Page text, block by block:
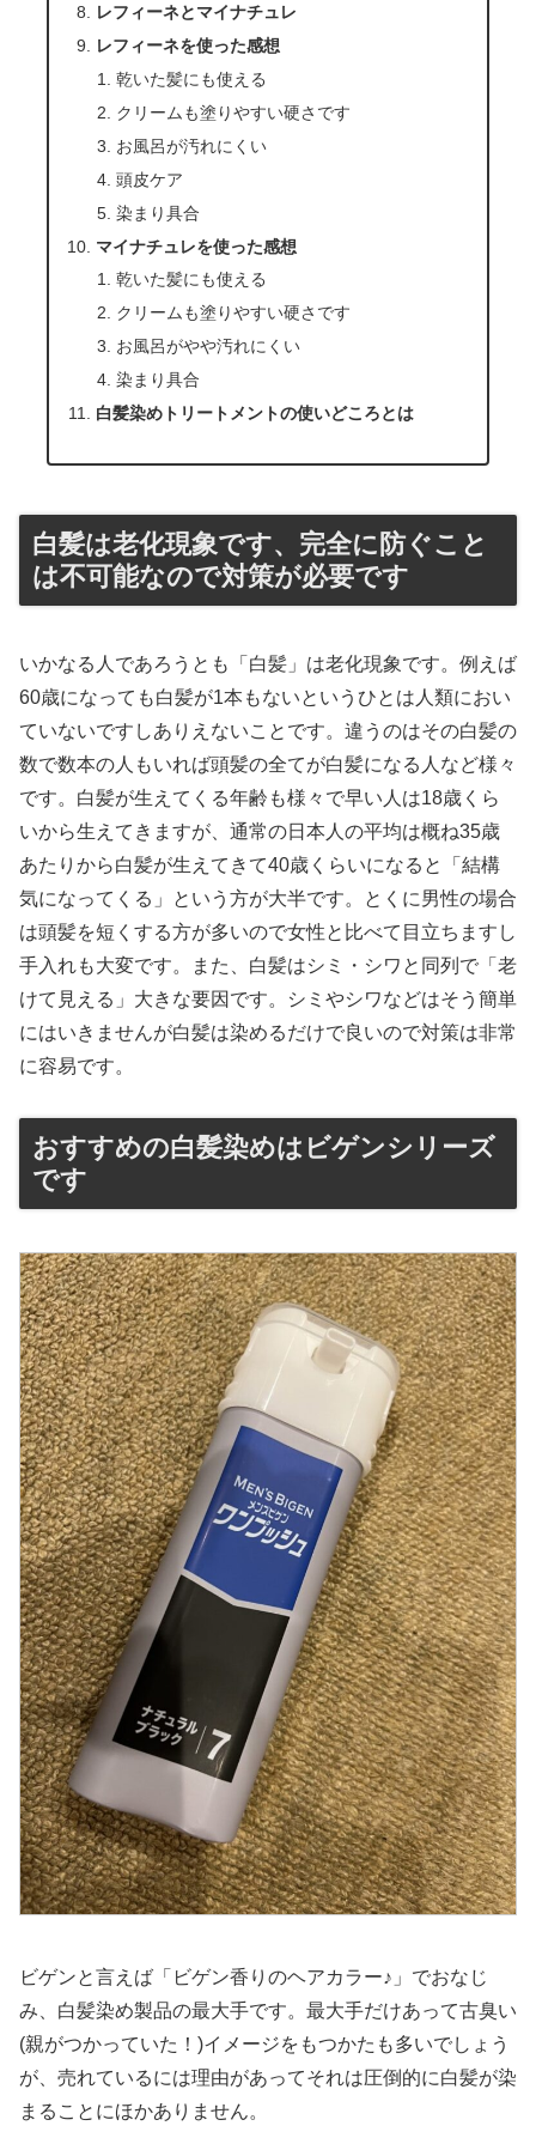
レフィーネとマイナチュレ
レフィーネを使った感想
乾いた髪にも使える
クリームも塗りやすい硬さです
お風呂が汚れにくい
頭皮ケア
染まり具合
マイナチュレを使った感想
乾いた髪にも使える
クリームも塗りやすい硬さです
お風呂がやや汚れにくい
染まり具合
白髪染めトリートメントの使いどころとは
白髪は老化現象です、完全に防ぐこと
は不可能なので対策が必要です
いかなる人であろうとも「白髪」は老化現象です。例えば
60歳になっても白髪が1本もないというひとは人類におい
ていないですしありえないことです。違うのはその白髪の
数で数本の人もいれば頭髪の全てが白髪になる人など様々
です。白髪が生えてくる年齢も様々で早い人は18歳くら
いから生えてきますが、通常の日本人の平均は概ね35歳
あたりから白髪が生えてきて40歳くらいになると「結構
気になってくる」という方が大半です。とくに男性の場合
は頭髪を短くする方が多いので女性と比べて目立ちますし
手入れも大変です。また、白髪はシミ・シワと同列で「老
けて見える」大きな要因です。シミやシワなどはそう簡単
にはいきませんが白髪は染めるだけで良いので対策は非常
に容易です。
おすすめの白髪染めはビゲンシリーズ
です
ビゲンと言えば「ビゲン香りのヘアカラー♪」でおなじ
み、白髪染め製品の最大手です。最大手だけあって古臭い
(親がつかっていた！)イメージをもつかたも多いでしょう
が、売れているには理由があってそれは圧倒的に白髪が染
まることにほかありません。